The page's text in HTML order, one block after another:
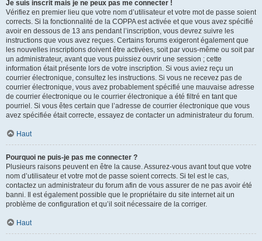
Je suis inscrit mais je ne peux pas me connecter !
Vérifiez en premier lieu que votre nom d’utilisateur et votre mot de passe soient
corrects. Si la fonctionnalité de la COPPA est activée et que vous avez spécifié
avoir en dessous de 13 ans pendant l’inscription, vous devrez suivre les
instructions que vous avez reçues. Certains forums exigeront également que
les nouvelles inscriptions doivent être activées, soit par vous-même ou soit par
un administrateur, avant que vous puissiez ouvrir une session ; cette
information était présente lors de votre inscription. Si vous aviez reçu un
courrier électronique, consultez les instructions. Si vous ne recevez pas de
courrier électronique, vous avez probablement spécifié une mauvaise adresse
de courrier électronique ou le courrier électronique a été filtré en tant que
pourriel. Si vous êtes certain que l’adresse de courrier électronique que vous
avez spécifiée était correcte, essayez de contacter un administrateur du forum.
Haut
Pourquoi ne puis-je pas me connecter ?
Plusieurs raisons peuvent en être la cause. Assurez-vous avant tout que votre
nom d’utilisateur et votre mot de passe soient corrects. Si tel est le cas,
contactez un administrateur du forum afin de vous assurer de ne pas avoir été
banni. Il est également possible que le propriétaire du site internet ait un
problème de configuration et qu’il soit nécessaire de la corriger.
Haut